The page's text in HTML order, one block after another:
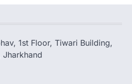
1st Floor, Tiwari Building,
Jharkhand